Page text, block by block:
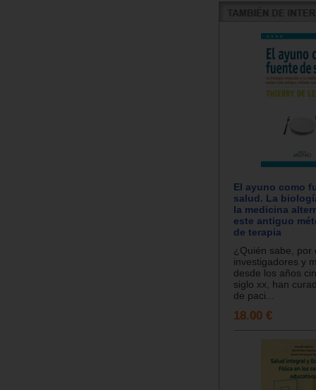
El ayuno como
salud. La
la medicina
este antiguo
de terapia
¿Quién sabe, por
investigadores y
desde los años
siglo xx, han
de paci...
18.00 €